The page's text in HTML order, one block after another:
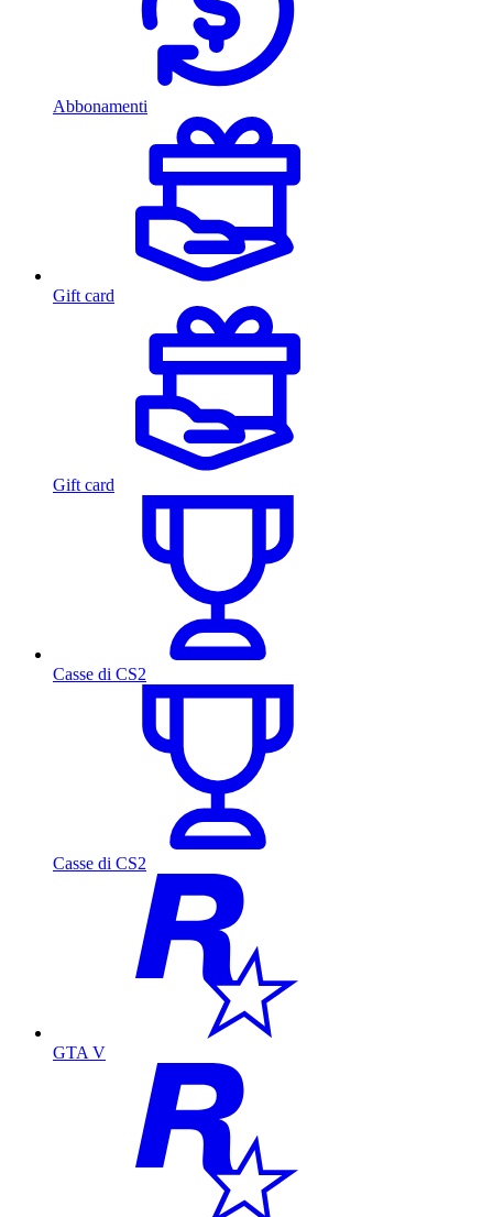
Abbonamenti
Gift card
Gift card
Casse di CS2
Casse di CS2
GTA V